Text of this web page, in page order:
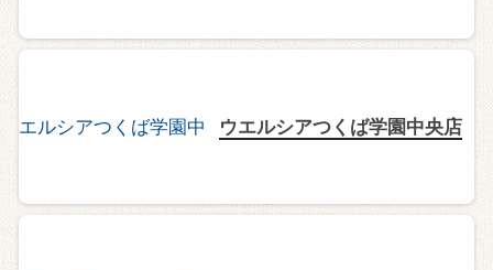
ウエルシアつくば学園中央店